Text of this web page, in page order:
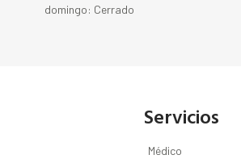
domingo: Cerrado
Servicios
Médico